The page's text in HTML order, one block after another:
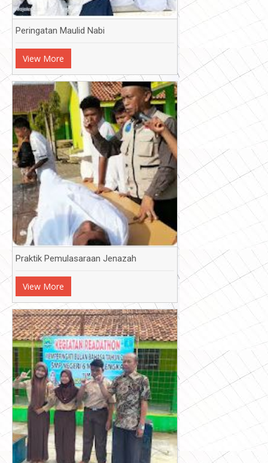
Peringatan Maulid Nabi
View More
Praktik Pemulasaraan Jenazah
View More